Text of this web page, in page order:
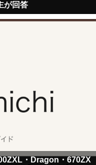
が回答
・Dragon・670ZX